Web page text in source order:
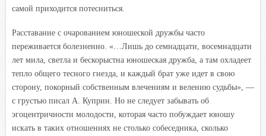
самой приходится потесниться.
Расставание с очарованием юношеской дружбы часто
переживается болезненно. «…Лишь до семнадцати, восемнадцати
лет мила, светла и бескорыстна юношеская дружба, а там охладеет
тепло общего тесного гнезда, и каждый брат уже идет в свою
сторону, покорный собственным влечениям и велению судьбы», —
с грустью писал А. Куприн. Но не следует забывать об
эгоцентричности молодости, которая часто побуждает юношу
искать в таких отношениях не столько собеседника, сколько